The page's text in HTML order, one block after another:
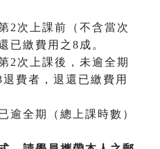
2次上課前（不含當次
已繳費用之8成。
2次上課後，未逾全期
退費者，退還已繳費用
逾全期（總上課時數）